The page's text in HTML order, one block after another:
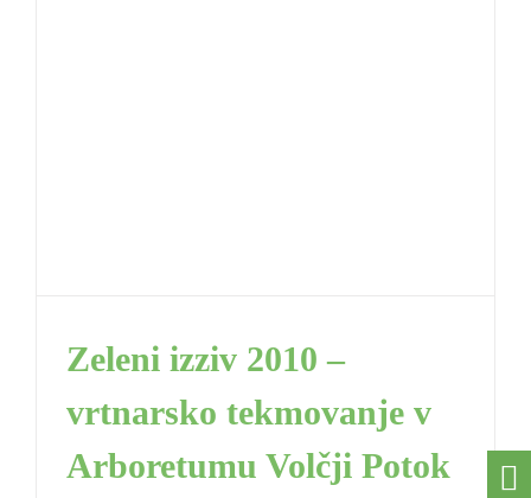
Zeleni izziv 2010 –
vrtnarsko tekmovanje v
Arboretumu Volčji Potok